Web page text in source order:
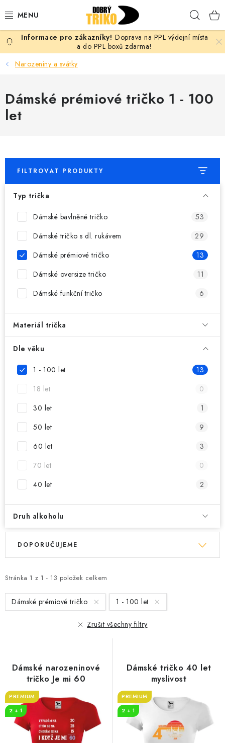
na
PRO ŽENY
PRO MUŽE
PRO DĚTI
DOPLŇKY
VLASTNÍ MOTIV
TRIČKA
OKAMŽITĚ K ODBĚRU
B2B
VÁNOCE
Časté otázky
Obchodní podmínky
Kontakty
Doprava na PPL výdejní místa
a do PPL boxů zdarma!
Narozeniny a svátky
Dámské prémiové tričko 1 - 100
let
FILTROVAT PRODUKTY
Typ trička
Dámské bavlněné tričko
53
Dámské tričko s dl. rukávem
29
Dámské prémiové tričko
13
Dámské oversize tričko
11
Dámské funkční tričko
6
Materiál trička
Dle věku
1 - 100 let
13
18 let
0
30 let
1
50 let
9
60 let
3
70 let
0
40 let
2
Druh alkoholu
V
i
s
p
t
ů
Stránka 1 z 1 - 13 položek celkem
Ř
e
n
í
k
t
ů
DOPORUČUJEME
Dámské prémiové tričko 1 - 100 let
Zrušit všechny filtry
Dámské narozeninové
tričko Je mi 60
PREMIUM
2 + 1
Dámské tričko 40 let
myslivost
PREMIUM
2 + 1